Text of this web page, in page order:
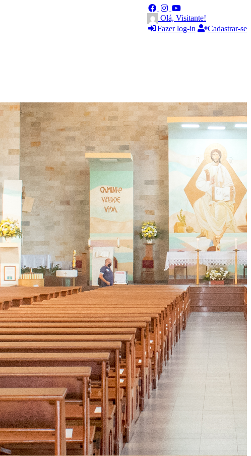
Olá, Visitante!
Fazer log-in
Cadastrar-se